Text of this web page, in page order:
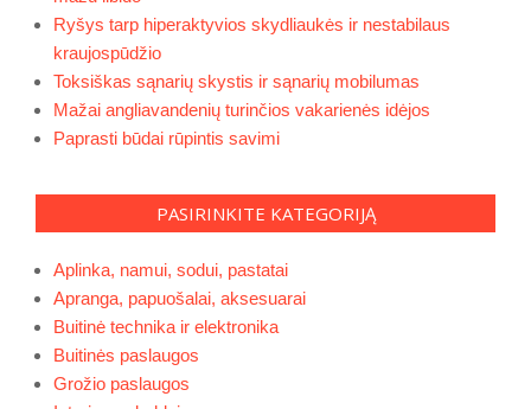
Ryšys tarp hiperaktyvios skydliaukės ir nestabilaus
kraujospūdžio
Toksiškas sąnarių skystis ir sąnarių mobilumas
Mažai angliavandenių turinčios vakarienės idėjos
Paprasti būdai rūpintis savimi
PASIRINKITE KATEGORIJĄ
Aplinka, namui, sodui, pastatai
Apranga, papuošalai, aksesuarai
Buitinė technika ir elektronika
Buitinės paslaugos
Grožio paslaugos